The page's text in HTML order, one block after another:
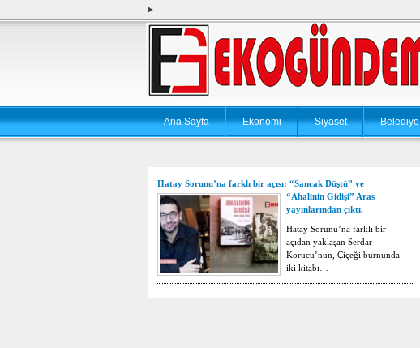
Ana Sayfa Ekonomi Siyaset Belediye
Hatay Sorunu’na farklı bir açısı: “Sancak Düştü” ve
“Ahalinin Gidişi” Aras
yayınlarından çıktı.
Hatay Sorunu’na farklı bir
açıdan yaklaşan Serdar
Korucu’nun, Çiçeği burnunda
iki kitabı…